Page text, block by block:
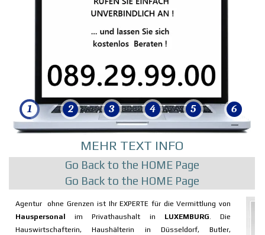
1 2 3 4 5 6
1 2 3 4 5 6
MEHR TEXT INFO
Go Back to the HOME Page
Go Back to the HOME Page
Agentur ohne Grenzen ist Ihr EXPERTE für die Vermittlung von
Hauspersonal
im Privathaushalt in LUXEMBURG. Die
Hauswirtschafterin, Haushälterin in Düsseldorf, Butler,